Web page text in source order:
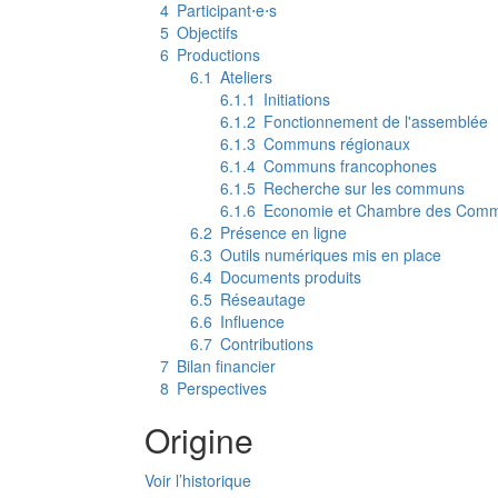
4 Participant⋅e⋅s
5 Objectifs
6 Productions
6.1 Ateliers
6.1.1 Initiations
6.1.2 Fonctionnement de l'assemblée
6.1.3 Communs régionaux
6.1.4 Communs francophones
6.1.5 Recherche sur les communs
6.1.6 Economie et Chambre des
6.2 Présence en ligne
6.3 Outils numériques mis en place
6.4 Documents produits
6.5 Réseautage
6.6 Influence
6.7 Contributions
7 Bilan financier
8 Perspectives
Origine
Voir l’historique